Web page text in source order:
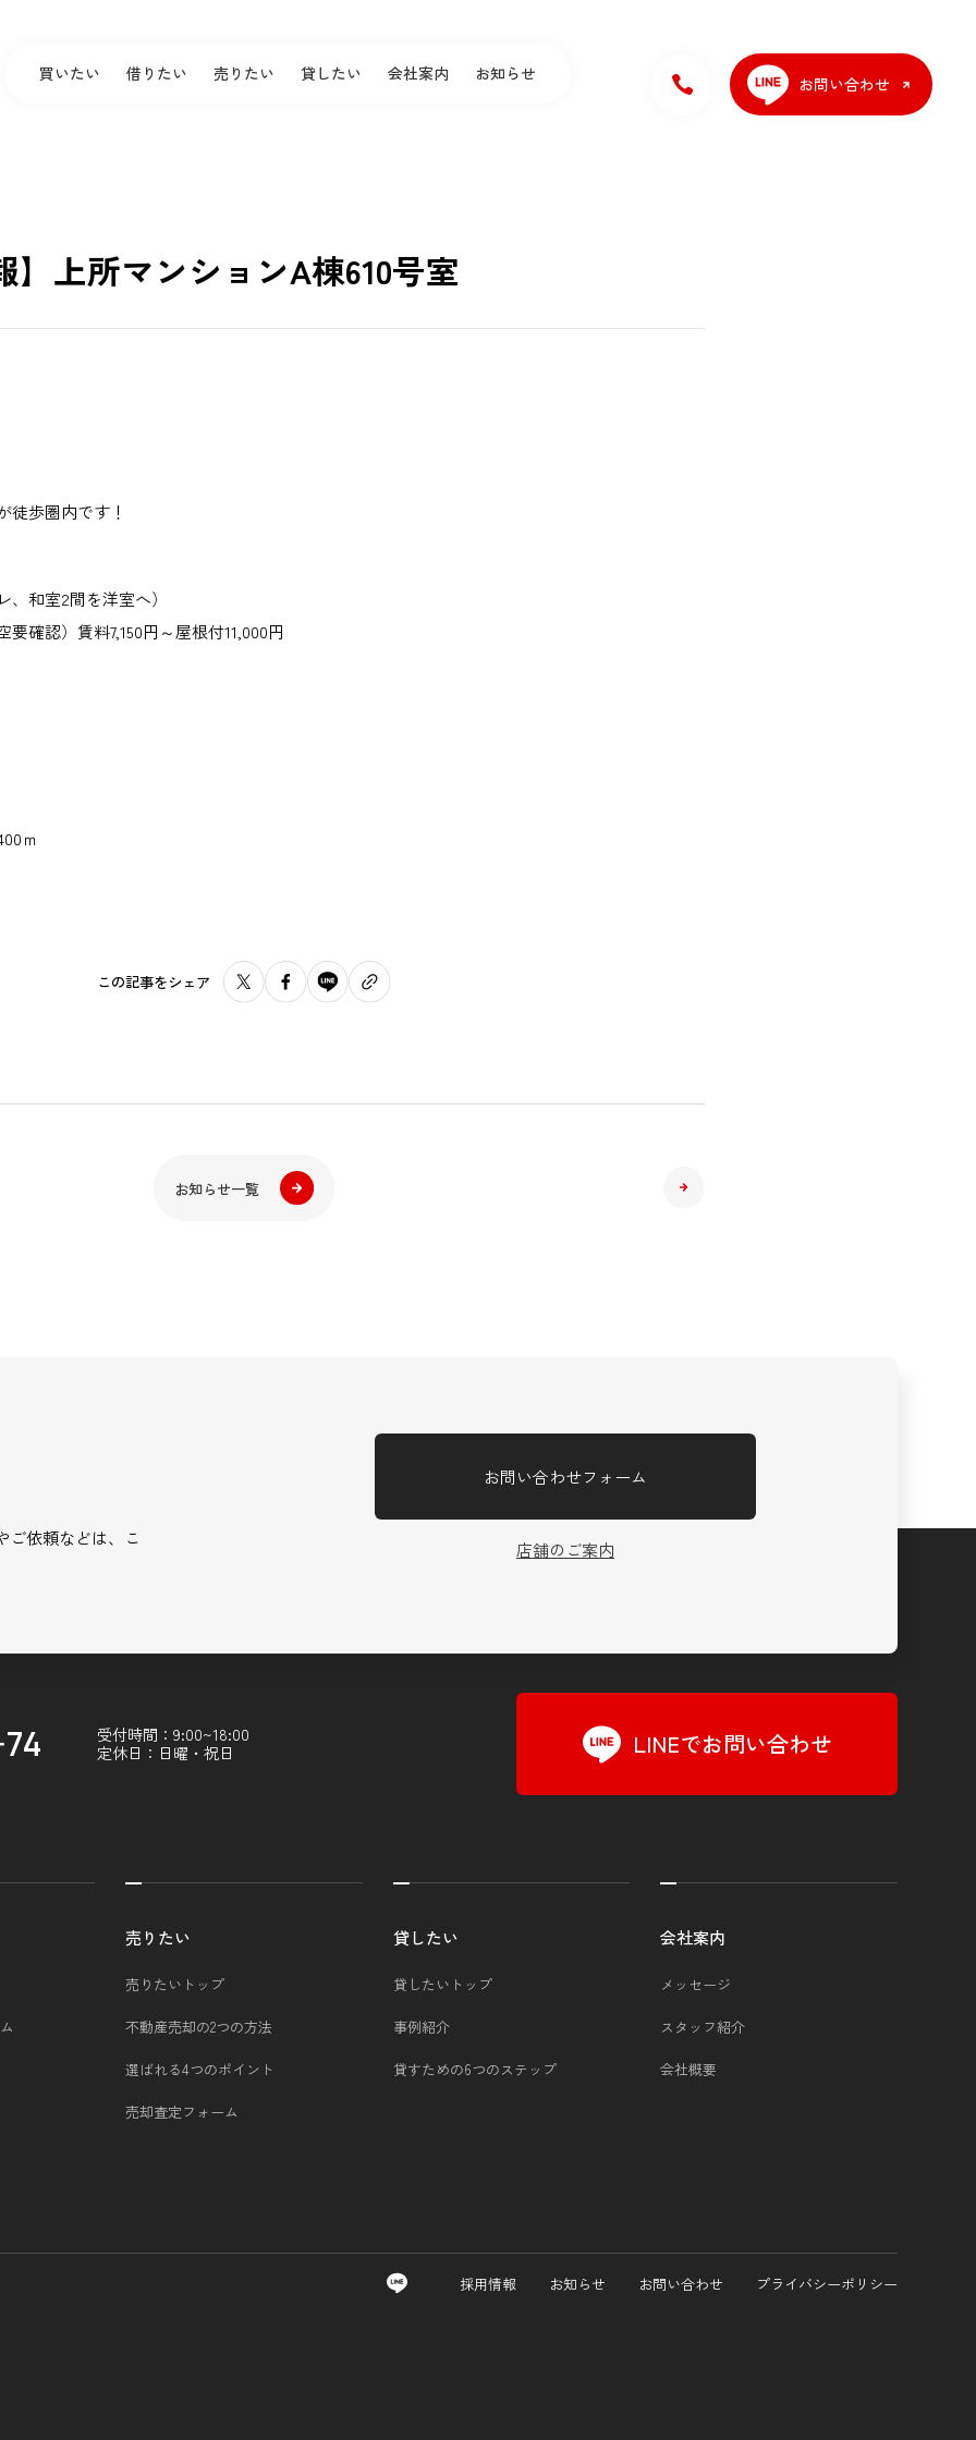
買いたい 借りたい 売りたい 貸したい 会社案内 お知らせ お問い合わせ
】上所マンションA棟610号室
徒歩圏内です！
和室2間を洋室へ）
確認）賃料7,150円～屋根付11,000円
ｍ
この記事をシェア
お知らせ一覧
ご依頼などは、こ
お問い合わせフォーム
店舗のご案内
受付時間：9:00~18:00
定休日：日曜・祝日
LINEでお問い合わせ
売りたい
売りたいトップ
不動産売却の2つの方法
選ばれる4つのポイント
売却査定フォーム
貸したい
貸したいトップ
事例紹介
貸すための6つのステップ
会社案内
メッセージ
スタッフ紹介
会社概要
採用情報 お知らせ お問い合わせ プライバシーポリシー